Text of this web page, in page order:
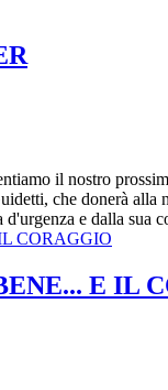
il nostro
che donerà alla
e dalla sua
E IL